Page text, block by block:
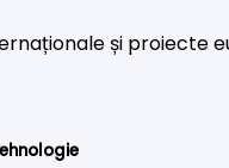
și proiecte